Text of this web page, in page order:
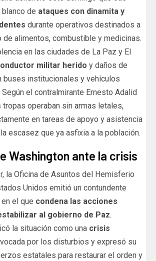
de ataques con dinamita y
durante operativos destinados a
de alimentos, combustible y medicinas.
en las ciudades de La Paz y El
militar herido y daños de
buses institucionales y vehículos
el contralmirante Ernesto Adalid
tropas operaban sin armas letales,
en tareas de apoyo y asistencia
escasez que ya asfixia a la población.
Washington ante la crisis
la Oficina de Asuntos del Hemisferio
Unidos emitió un contundente
el que condena las acciones
al gobierno de Paz.
la situación como una crisis
por los disturbios y expresó su
estatales para restaurar el orden y